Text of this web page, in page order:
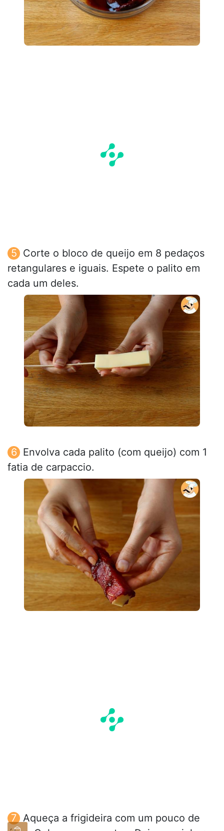
Corte o bloco de queijo em 8 pedaços
retangulares e iguais. Espete o palito em
cada um deles.
Envolva cada palito (com queijo) com 1
fatia de carpaccio.
Aqueça a frigideira com um pouco de